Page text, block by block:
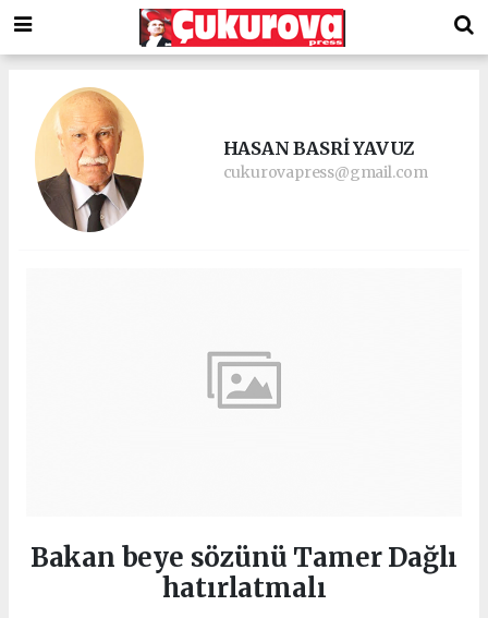
HASAN BASRİ YAVUZ
cukurovapress@gmail.com
Bakan beye sözünü Tamer Dağlı
hatırlatmalı